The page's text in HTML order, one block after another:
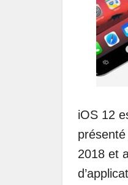
iOS 12
2018 et